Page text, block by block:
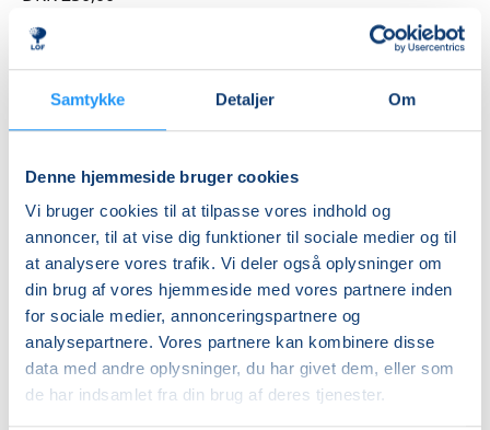
Samtykke Detaljer Om
Denne hjemmeside bruger cookies
Vi bruger cookies til at tilpasse vores indhold og
annoncer, til at vise dig funktioner til sociale medier og til
at analysere vores trafik. Vi deler også oplysninger om
din brug af vores hjemmeside med vores partnere inden
for sociale medier, annonceringspartnere og
analysepartnere. Vores partnere kan kombinere disse
data med andre oplysninger, du har givet dem, eller som
de har indsamlet fra din brug af deres tjenester.
Info
Nummer
4626011
Mødegang
onsdag 30.09.2026, kl. 19.00 - 21.00
Antal mødegange
1mødegang
Adresse
Victoria Teatret (biograf), Storgade 15, 4180, Sorø
Se på kort